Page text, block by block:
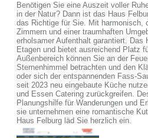
Benötigen Sie eine Auszeit voller
in der Natur? Dann ist das Haus
das Richtige für Sie. Mit harmonisch,
Zimmern und einer traumhaften
erholsamer Aufenthalt garantiert. Das
Etagen und bietet ausreichend Platz
Außenbereich können Sie an der
Sternenhimmel betrachten und den
oder sich der entspannenden Fass-
seit 2023 neu eingebaute Küche
und Essen Catering zurückgreifen.
Planungshilfe für Wanderungen und
sie unternehmen eine romantische
Haus Felburg läd Sie herzlich ein.